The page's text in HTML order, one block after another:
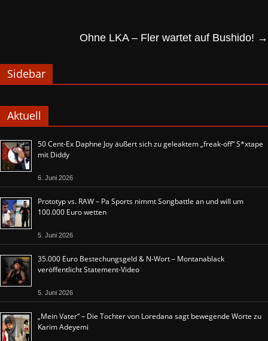
Ohne LKA – Fler wartet auf Bushido! →
Sidebar
Aktuell
50 Cent-Ex Daphne Joy äußert sich zu geleaktem „freak-off“ S*xtape
mit Diddy
6. Juni 2026
Prototyp vs. RAW – Pa Sports nimmt Songbattle an und will um
100.000 Euro wetten
5. Juni 2026
35.000 Euro Bestechungsgeld & N-Wort – Montanablack
veröffentlicht Statement-Video
5. Juni 2026
„Mein Vater“ – Die Tochter von Loredana sagt bewegende Worte zu
Karim Adeyemi